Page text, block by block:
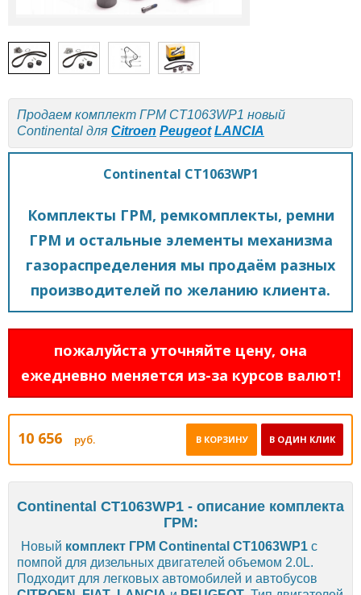
Продаем комплект ГРМ CT1063WP1 новый
Continental для Citroen Peugeot LANCIA
Continental CT1063WP1
Комплекты ГРМ, ремкомплекты, ремни
ГРМ и остальные элементы механизма
газораспределения мы продаём разных
производителей по желанию клиента.
пожалуйста уточняйте цену, она
ежедневно меняется из-за курсов валют!
10 656 руб. В ОДИН КЛИК
В КОРЗИНУ
Continental CT1063WP1 - описание комплекта
ГРМ:
Новый комплект ГРМ Continental CT1063WP1 с
помпой для дизельных двигателей объемом 2.0L.
Подходит для легковых автомобилей и автобусов